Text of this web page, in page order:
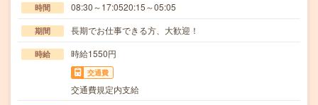
時間 08:30～17:0520:15～05:05
期間 長期でお仕事できる方、大歓迎！
時給 時給1550円
交通費
交通費規定内支給